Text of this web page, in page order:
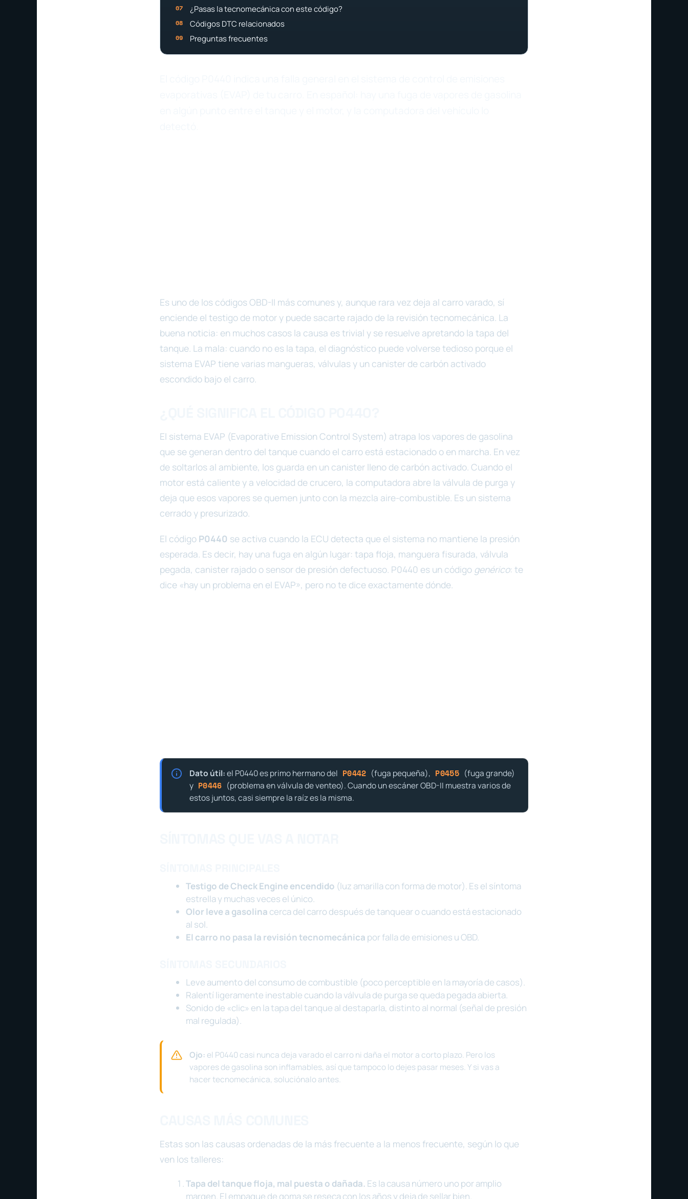
¿Pasas la tecnomecánica con este código?
Códigos DTC relacionados
Preguntas frecuentes
Es uno de los códigos OBD-II más comunes y, aunque rara vez deja al carro varado, sí
enciende el testigo de motor y puede sacarte rajado de la revisión tecnomecánica. La
buena noticia: en muchos casos la causa es trivial y se resuelve apretando la tapa del
tanque. La mala: cuando no es la tapa, el diagnóstico puede volverse tedioso porque el
sistema EVAP tiene varias mangueras, válvulas y un canister de carbón activado
escondido bajo el carro.
El sistema EVAP (Evaporative Emission Control System) atrapa los vapores de gasolina
que se generan dentro del tanque cuando el carro está estacionado o en marcha. En vez
de soltarlos al ambiente, los guarda en un canister lleno de carbón activado. Cuando el
motor está caliente y a velocidad de crucero, la computadora abre la válvula de purga y
deja que esos vapores se quemen junto con la mezcla aire-combustible. Es un sistema
cerrado y presurizado.
El código P0440 se activa cuando la ECU detecta que el sistema no mantiene la presión
esperada. Es decir, hay una fuga en algún lugar: tapa floja, manguera fisurada, válvula
pegada, canister rajado o sensor de presión defectuoso. P0440 es un código genérico: te
dice «hay un problema en el EVAP», pero no te dice exactamente dónde.
Dato útil:el P0440 es primo hermano del P0442 (fuga pequeña), P0455 (fuga grande)
y P0446 (problema en válvula de venteo). Cuando un escáner OBD-II muestra varios de
estos juntos, casi siempre la raíz es la misma.
Testigo de Check Engine encendido (luz amarilla con forma de motor). Es el síntoma
estrella y muchas veces el único.
Olor leve a gasolina cerca del carro después de tanquear o cuando está estacionado
al sol.
El carro no pasa la revisión tecnomecánica por falla de emisiones u OBD.
Leve aumento del consumo de combustible (poco perceptible en la mayoría de casos).
Ralentí ligeramente inestable cuando la válvula de purga se queda pegada abierta.
Sonido de «clic» en la tapa del tanque al destaparla, distinto al normal (señal de presión
mal regulada).
Ojo: el P0440 casi nunca deja varado el carro ni daña el motor a corto plazo. Pero los
vapores de gasolina son inflamables, así que tampoco lo dejes pasar meses. Y si vas a
hacer tecnomecánica, soluciónalo antes.
Estas son las causas ordenadas de la más frecuente a la menos frecuente, según lo que
ven los talleres:
Tapa del tanque floja, mal puesta o dañada. Es la causa número uno por amplio
margen. El empaque de goma se reseca con los años y deja de sellar bien.